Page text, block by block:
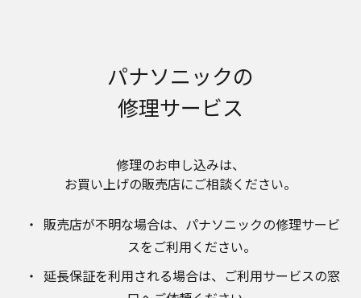
の印刷物が同梱されていることがありますが、本
ウェブサイトではそれらの印刷物は公開しており
ませんことをご了承ください。
安全上のご注意
説明書に記載または別途同梱の別紙にてお客様に
ご提供しておりますが、本ウェブサイトでは別紙
取扱説明書中に記載する安全上のご注意は、法的
規制などの変化に応じて変更する場合がありま
す。お手持ちの商品に関し、本ウェブサイトに公
開されている取扱説明書に記載の安全上のご注意
についてのご質問等がありましたら、ご購入店、
パナソニックの
修理サービス
修理のお申し込みは、​
お買い上げの販売店にご相談ください。​
販売店が不明な場合は、​パナソニックの修理サービ
スをご利用ください。​
延長保証を利用される場合は、​ご利用サービスの窓